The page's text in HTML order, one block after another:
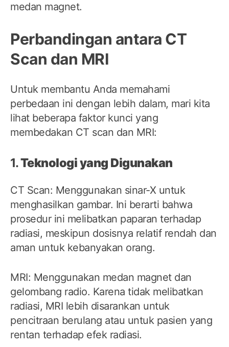
medan magnet.
Perbandingan antara CT
Scan dan MRI
Untuk membantu Anda memahami
perbedaan ini dengan lebih dalam, mari kita
lihat beberapa faktor kunci yang
membedakan CT scan dan MRI:
1.Teknologi yang Digunakan
CT Scan: Menggunakan sinar-X untuk
menghasilkan gambar. Ini berarti bahwa
prosedur ini melibatkan paparan terhadap
radiasi, meskipun dosisnya relatif rendah dan
aman untuk kebanyakan orang.
MRI: Menggunakan medan magnet dan
gelombang radio. Karena tidak melibatkan
radiasi, MRI lebih disarankan untuk
pencitraan berulang atau untuk pasien yang
rentan terhadap efek radiasi.